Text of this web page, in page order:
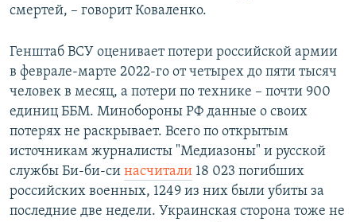
смертей, – говорит Коваленко.
Генштаб ВСУ оценивает потери российской армии
в феврале-марте 2022-го от четырех до пяти тысяч
человек в месяц, а потери по технике – почти 900
единиц ББМ. Минобороны РФ данные о своих
потерях не раскрывает. Всего по открытым
источникам журналисты "Медиазоны" и русской
службы Би-би-си насчитали 18 023 погибших
российских военных, 1249 из них были убиты за
последние две недели. Украинская сторона тоже не